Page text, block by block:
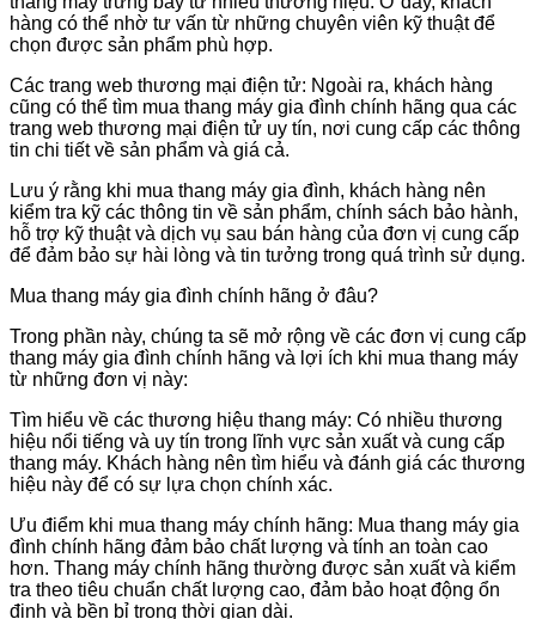
hàng có thể nhờ tư vấn từ những chuyên viên kỹ thuật để
chọn được sản phẩm phù hợp.
Các trang web thương mại điện tử: Ngoài ra, khách hàng
cũng có thể tìm mua thang máy gia đình chính hãng qua các
trang web thương mại điện tử uy tín, nơi cung cấp các thông
tin chi tiết về sản phẩm và giá cả.
Lưu ý rằng khi mua thang máy gia đình, khách hàng nên
kiểm tra kỹ các thông tin về sản phẩm, chính sách bảo hành,
hỗ trợ kỹ thuật và dịch vụ sau bán hàng của đơn vị cung cấp
để đảm bảo sự hài lòng và tin tưởng trong quá trình sử dụng.
Mua thang máy gia đình chính hãng ở đâu?
Trong phần này, chúng ta sẽ mở rộng về các đơn vị cung cấp
thang máy gia đình chính hãng và lợi ích khi mua thang máy
từ những đơn vị này:
Tìm hiểu về các thương hiệu thang máy: Có nhiều thương
hiệu nổi tiếng và uy tín trong lĩnh vực sản xuất và cung cấp
thang máy. Khách hàng nên tìm hiểu và đánh giá các thương
hiệu này để có sự lựa chọn chính xác.
Ưu điểm khi mua thang máy chính hãng: Mua thang máy gia
đình chính hãng đảm bảo chất lượng và tính an toàn cao
hơn. Thang máy chính hãng thường được sản xuất và kiểm
tra theo tiêu chuẩn chất lượng cao, đảm bảo hoạt động ổn
định và bền bỉ trong thời gian dài.